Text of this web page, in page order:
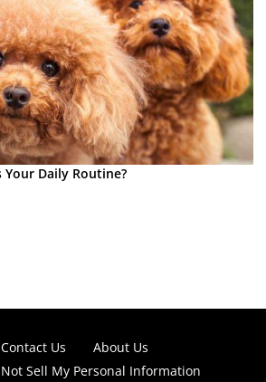
Daily Routine?
Contact Us
About Us
Sell My Personal Information